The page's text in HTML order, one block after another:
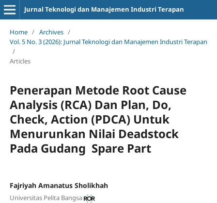
Jurnal Teknologi dan Manajemen Industri Terapan
Home / Archives /
Vol. 5 No. 3 (2026): Jurnal Teknologi dan Manajemen Industri Terapan
/
Articles
Penerapan Metode Root Cause
Analysis (RCA) Dan Plan, Do,
Check, Action (PDCA) Untuk
Menurunkan Nilai Deadstock
Pada Gudang Spare Part
Fajriyah Amanatus Sholikhah
Universitas Pelita Bangsa